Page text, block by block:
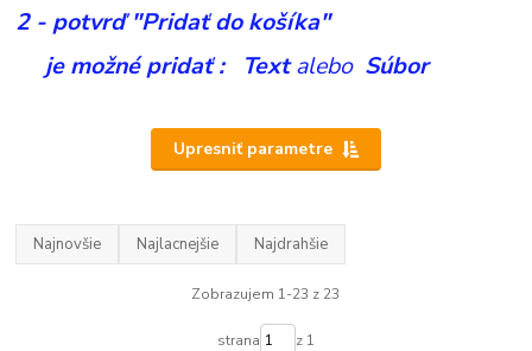
2 - potvrď "Pridať do košíka"
je možné pridať :Text alebo Súbor
Upresniť parametre
Najnovšie Najlacnejšie Najdrahšie
Zobrazujem 1-23 z 23
strana z 1